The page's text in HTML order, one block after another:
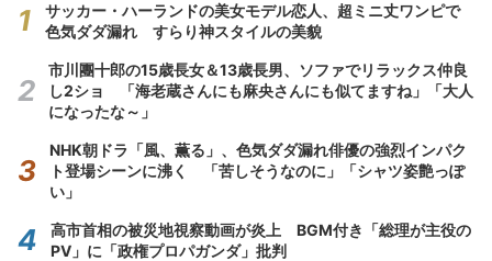
サッカー・ハーランドの美女モデル恋人、超ミニ丈ワンピで
色気ダダ漏れ すらり神スタイルの美貌
市川團十郎の15歳長女＆13歳長男、ソファでリラックス仲良
し2ショ 「海老蔵さんにも麻央さんにも似てますね」「大人
になったな～」
NHK朝ドラ「風、薫る」、色気ダダ漏れ俳優の強烈インパク
ト登場シーンに沸く 「苦しそうなのに」「シャツ姿艶っぽ
い」
高市首相の被災地視察動画が炎上 BGM付き「総理が主役の
PV」に「政権プロパガンダ」批判